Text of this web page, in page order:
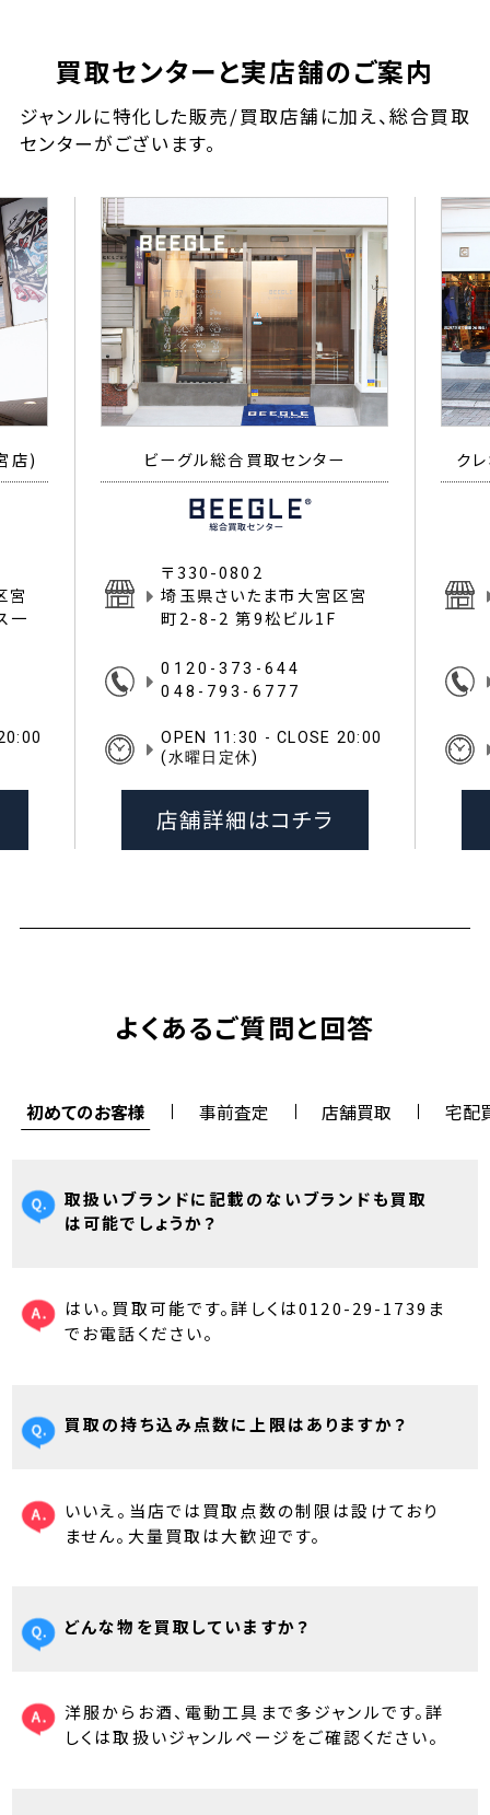
買取センターと実店舗のご案内
ジャンルに特化した販売/買取店舗に加え、総合買取
センターがございます。
店)
宮
一
ビーグル総合買取センター
〒330-0802
埼玉県さいたま市大宮区宮
町2-8-2 第9松ビル1F
0120-373-644
048-793-6777
OPEN 11:30 - CLOSE 20:00
(水曜日定休)
店舗詳細はコチラ
ク
よくあるご質問と回答
初めてのお客様 事前査定 店舗買取 宅配
取扱いブランドに記載のないブランドも買取
は可能でしょうか？
はい。買取可能です。詳しくは0120-29-1739ま
でお電話ください。
買取の持ち込み点数に上限はありますか？
いいえ。当店では買取点数の制限は設けており
ません。大量買取は大歓迎です。
どんな物を買取していますか？
洋服からお酒、電動工具まで多ジャンルです。詳
しくは取扱いジャンルページをご確認ください。